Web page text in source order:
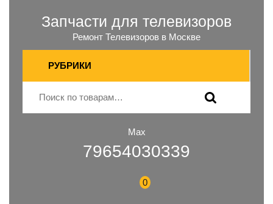
Запчасти для телевизоров
Ремонт Телевизоров в Москве
РУБРИКИ
Max
79654030339
0